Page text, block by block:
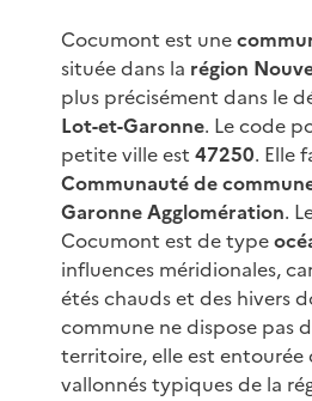
Cocumont est une
située dans la région
plus précisément dans le
Lot-et-Garonne. Le code
petite ville est 47250. Elle
Communauté de
Garonne Agglomération.
Cocumont est de type
influences méridionales,
étés chauds et des hivers
commune ne dispose pas
territoire, elle est entourée
vallonnés typiques de la